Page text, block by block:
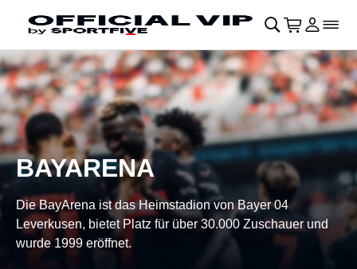
Navigation überspringen􀄫
􀊫 􀍩 Login
􀉩􀌇
BAYARENA
Die BayArena ist das Heimstadion von Bayer 04
Leverkusen, bietet Platz für über 30.000 Zuschauer und
wurde 1999 eröffnet.